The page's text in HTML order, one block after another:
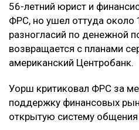
56-летний юрист и
ФРС, но ушел оттуда около
разногласий по денежной
возвращается с планами
американский Центробанк.
Уорш критиковал ФРС за
поддержку финансовых
открытую систему